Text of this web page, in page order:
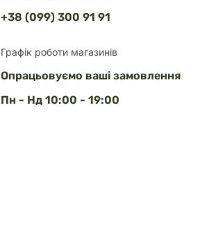
+38 (099) 300 91 91
Графік роботи магазинів
Опрацьовуємо ваші замовлення
Пн - Нд 10:00 - 19:00